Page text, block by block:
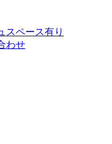
スペース有り
わせ